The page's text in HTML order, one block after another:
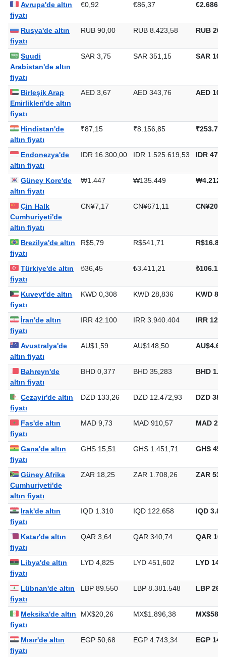
Avrupa'de altın
fiyatı
€0,92 €86,37
Rusya'de altın
fiyatı
RUB 90,00 RUB 8.423,58 RUB
Suudi
Arabistan'de altın
fiyatı
SAR 3,75 SAR 351,15 SAR
Birleşik Arap
Emirlikleri'de altın
fiyatı
AED 3,67 AED 343,76 AED
Hindistan'de
altın fiyatı
₹87,15 ₹8.156,85
Endonezya'de
altın fiyatı
IDR 16.300,00 IDR 1.525.619,53 IDR
Güney Kore'de
altın fiyatı
₩1.447 ₩135.449
Çin Halk
Cumhuriyeti'de
altın fiyatı
CN¥7,17 CN¥671,11
Brezilya'de altın
fiyatı
R$5,79 R$541,71
Türkiye'de altın
fiyatı
₺36,45 ₺3.411,21
Kuveyt'de altın
fiyatı
KWD 0,308 KWD 28,836 KWD
İran'de altın
fiyatı
IRR 42.100 IRR 3.940.404 IRR
Avustralya'de
altın fiyatı
AU$1,59 AU$148,50
Bahreyn'de
altın fiyatı
BHD 0,377 BHD 35,283 BHD
Cezayir'de altın
fiyatı
DZD 133,26 DZD 12.472,93 DZD
Fas'de altın
fiyatı
MAD 9,73 MAD 910,57 MAD
Gana'de altın
fiyatı
GHS 15,51 GHS 1.451,71 GHS
Güney Afrika
Cumhuriyeti'de
altın fiyatı
ZAR 18,25 ZAR 1.708,26 ZAR
Irak'de altın
fiyatı
IQD 1.310 IQD 122.658 IQD
Katar'de altın
fiyatı
QAR 3,64 QAR 340,74 QAR
Libya'de altın
fiyatı
LYD 4,825 LYD 451,602 LYD
Lübnan'de altın
fiyatı
LBP 89.550 LBP 8.381.548 LBP
Meksika'de altın
fiyatı
MX$20,26 MX$1.896,38
Mısır'de altın
fiyatı
EGP 50,68 EGP 4.743,34 EGP